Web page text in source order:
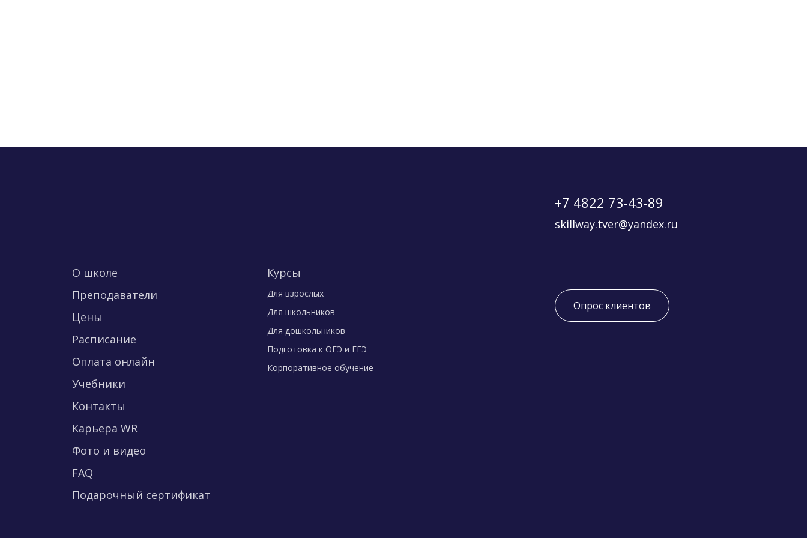
+7 4822 73-43-89
skillway.tver@yandex.ru
О школе
Преподаватели
Цены
Расписание
Оплата онлайн
Учебники
Контакты
Карьера WR
Фото и видео
FAQ
Подарочный сертификат
Курсы
Для взрослых
Для школьников
Для дошкольников
Подготовка к ОГЭ и ЕГЭ
Корпоративное обучение
Опрос клиентов